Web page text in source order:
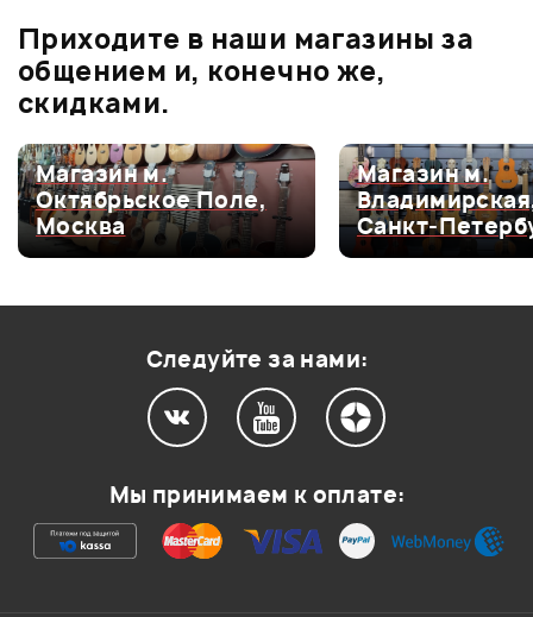
3.0
Оценка5
0
Оценка4
0
Оценка3
100%
0
слишком дорого а качество среднее
хозов филипп 15.03.2010
Приходите в наши магазины за
общением и, конечно же,
скидками.
Магазин м.
Октябрьское Поле,
Москва
Магазин м.
Санкт-
Следуйте за нами:
Мы принимаем к оплате: